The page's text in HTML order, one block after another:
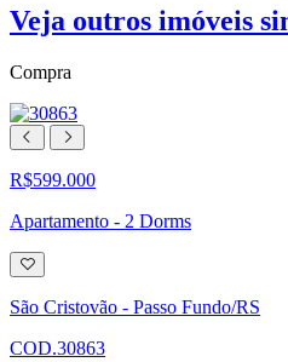
Veja outros imóveis
Compra
R$599.000
Apartamento - 2 Dorms
Adicionar
à
lista
de
São Cristovão - Passo Fundo/RS
COD.30863